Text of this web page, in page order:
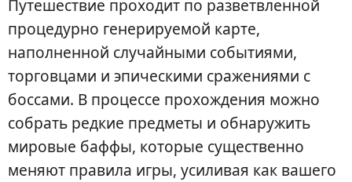
Путешествие проходит по разветвленной
процедурно генерируемой карте,
наполненной случайными событиями,
торговцами и эпическими сражениями с
боссами. В процессе прохождения можно
собрать редкие предметы и обнаружить
мировые баффы, которые существенно
меняют правила игры, усиливая как вашего